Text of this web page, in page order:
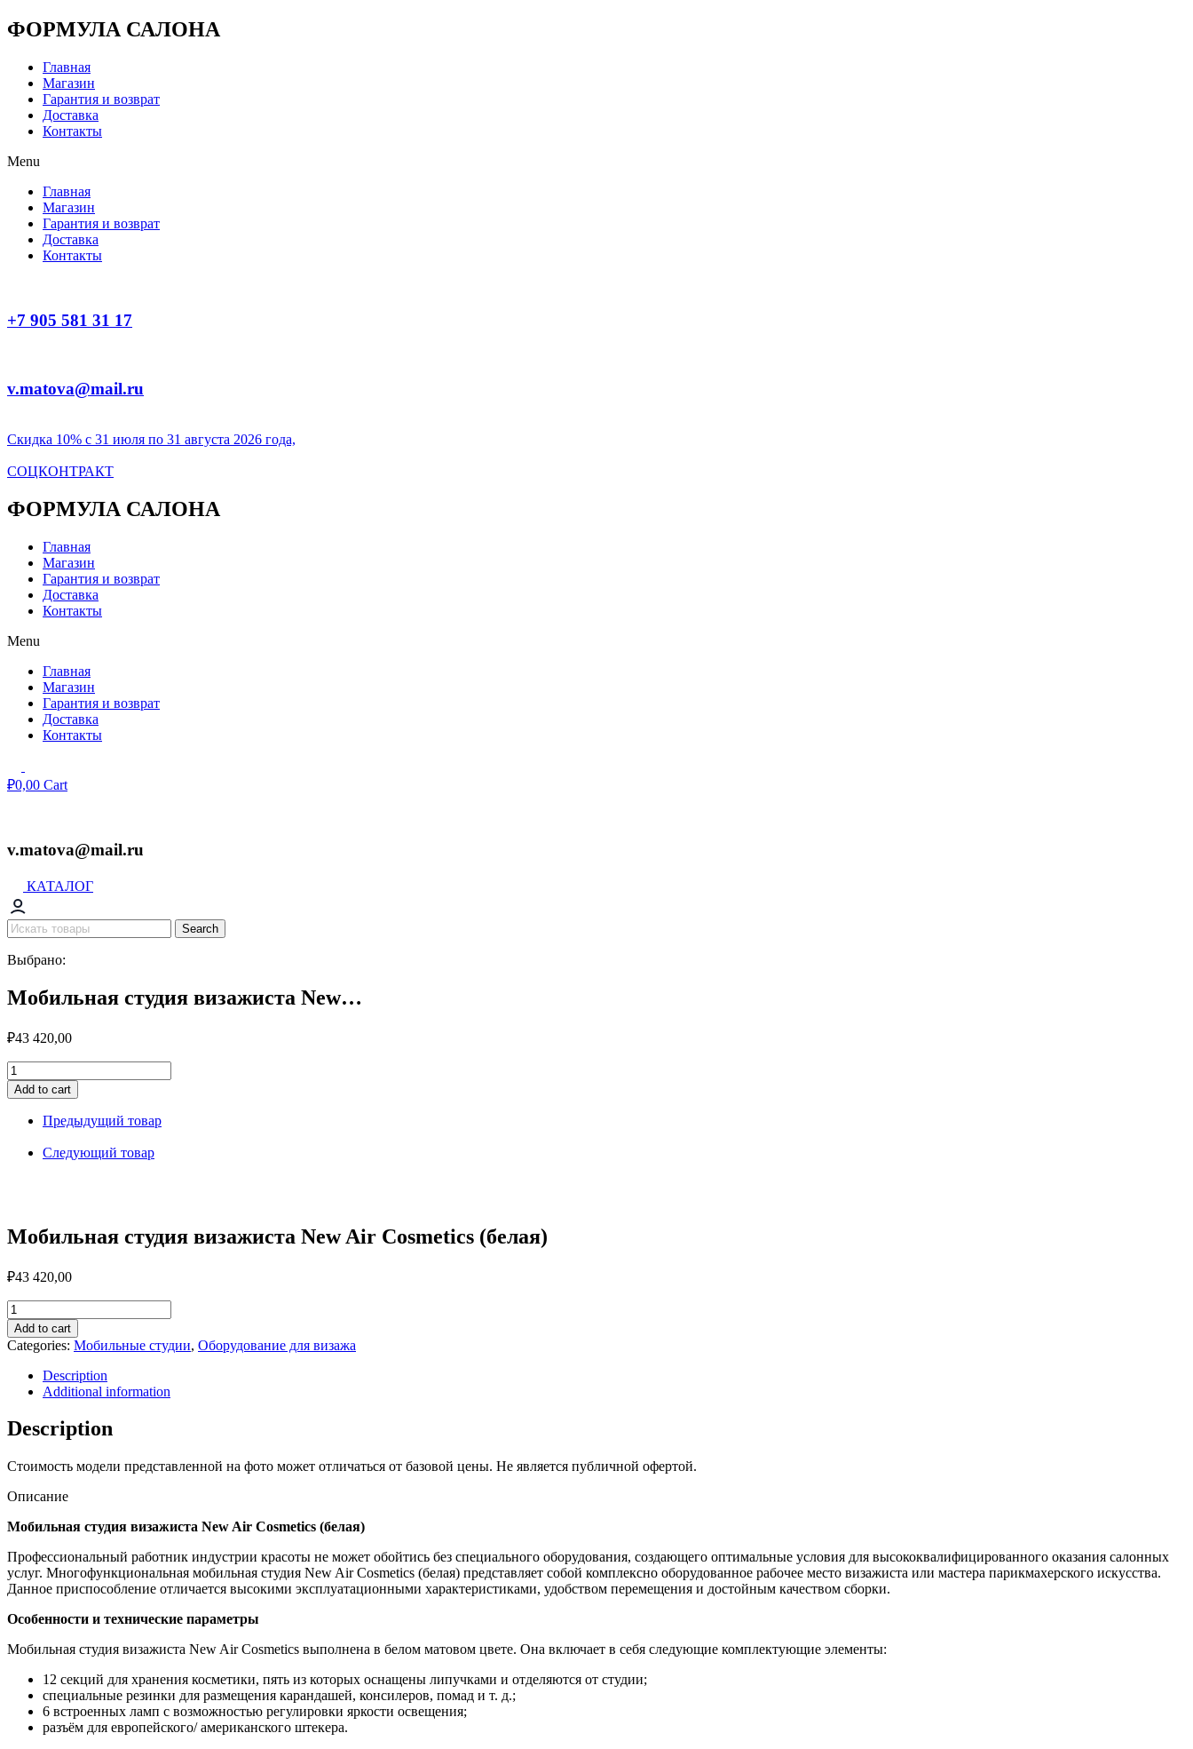
Перейти
к
ФОРМУЛА САЛОНА
Главная
Магазин
Гарантия и возврат
Доставка
Контакты
Menu
Главная
Магазин
Гарантия и возврат
Доставка
Контакты
+7 905 581 31 17
v.matova@mail.ru
Скидка 10% с 31 июля по 31 августа 2026 года,
СОЦКОНТРАКТ
ФОРМУЛА САЛОНА
Главная
Магазин
Гарантия и возврат
Доставка
Контакты
Menu
Главная
Магазин
Гарантия и возврат
Доставка
Контакты
₽0,00 Cart
v.matova@mail.ru
КАТАЛОГ
Search
Выбрано:
Мобильная студия визажиста New…
₽43 420,00
Мобильная
студия
визажиста
New
Cosmetics
(белая)
Add to cart
Предыдущий товар
Следующий товар
Мобильная студия визажиста New Air Cosmetics (белая)
₽43 420,00
Мобильная
студия
визажиста
New
Cosmetics
(белая)
quantity
Add to cart
Categories: Мобильные студии, Оборудование для визажа
Description
Additional information
Description
Стоимость модели представленной на фото может отличаться от базовой цены. Не является публичной офертой.
Описание
Мобильная студия визажиста New Air Cosmetics (белая)
Профессиональный работник индустрии красоты не может обойтись без специального оборудования, создающего оптимальные условия для высококвалифицированного оказания салонных
услуг. Многофункциональная мобильная студия New Air Cosmetics (белая) представляет собой комплексно оборудованное рабочее место визажиста или мастера парикмахерского искусства.
Данное приспособление отличается высокими эксплуатационными характеристиками, удобством перемещения и достойным качеством сборки.
Особенности и технические параметры
Мобильная студия визажиста New Air Cosmetics выполнена в белом матовом цвете. Она включает в себя следующие комплектующие элементы:
12 секций для хранения косметики, пять из которых оснащены липучками и отделяются от студии;
специальные резинки для размещения карандашей, консилеров, помад и т. д.;
6 встроенных ламп с возможностью регулировки яркости освещения;
разъём для европейского/ американского штекера.